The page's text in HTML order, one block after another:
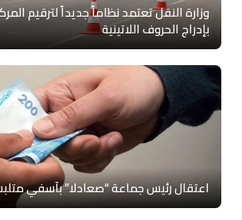
وزارة النقل تعتمد نظاماً جديداً لترقيم
بإدراج الحروف اللاتينية
اعتقال رئيس جماعة “صعادلا” بآسفي